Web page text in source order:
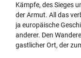
Kämpfe, des Sieges
der Armut. All das
ja europäische
anderer. Den
gastlicher Ort, der